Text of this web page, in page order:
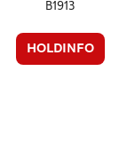
B1913
HOLDINFO